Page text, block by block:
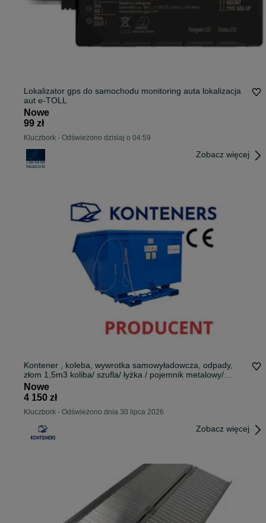
Lokalizator gps do samochodu monitoring auta lokalizacja
aut e-TOLL
Nowe
99 zł
Kluczbork - Odświeżono dzisiaj o 04:59
Zobacz więcej
Kontener , koleba, wywrotka samowyładowcza, odpady,
złom 1,5m3 koliba/ szufla/ łyżka / pojemnik metalowy/
mulda/ wywrotka/ RECYKLING
Nowe
4 150 zł
Kluczbork - Odświeżono dnia 30 lipca 2026
Zobacz więcej